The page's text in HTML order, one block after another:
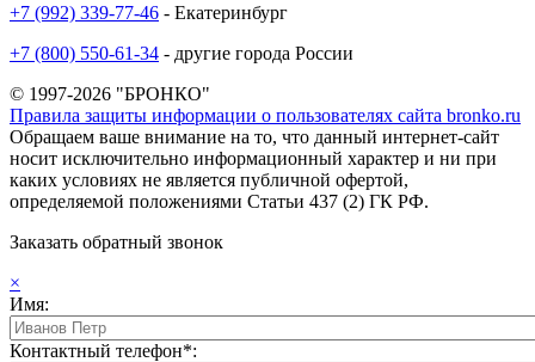
+7 (992) 339-77-46 - Екатеринбург
+7 (800) 550-61-34 - другие города России
© 1997-2026 "БРОНКО"
Правила защиты информации о пользователях сайта bronko.ru
Обращаем ваше внимание на то, что данный интернет-сайт
носит исключительно информационный характер и ни при
каких условиях не является публичной офертой,
определяемой положениями Статьи 437 (2) ГК РФ.
Заказать обратный звонок
×
Имя:
Контактный телефон*: